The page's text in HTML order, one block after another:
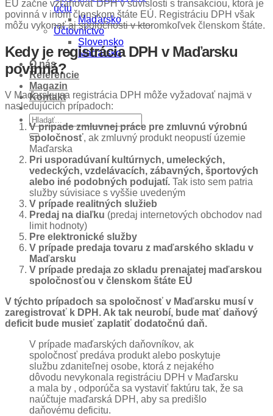
účtu
Maďarsko
Účtovníctvo
Slovensko
Maďarsko
O nás
Referencie
Magazin
Kontakt
EÚ začne vzťahovať DPH v súvislosti s transakciou, ktorá je
povinná v inom členskom štáte EÚ. Registráciu DPH však
môžu vykonať aj spoločnosti v ktoromkoľvek členskom štáte.
Kedy je registrácia DPH v Maďarsku
povinná?
V Maďarsku sa registrácia DPH môže vyžadovať najmä v
nasledujúcich prípadoch:
V prípade zmluvnej práce pre zmluvnú výrobnú
spoločnosť, ak zmluvný produkt neopustí územie
Maďarska
Pri usporadúvaní kultúrnych, umeleckých,
vedeckých, vzdelávacích, zábavných, športových
alebo iné podobných podujatí. Tak isto sem patria
služby súvisiace s vyššie uvedeným
V prípade realitných služieb
Predaj na diaľku (predaj internetových obchodov nad
limit hodnoty)
Pre elektronické služby
V prípade predaja tovaru z maďarského skladu v
Maďarsku
V prípade predaja zo skladu prenajatej maďarskou
spoločnosťou v členskom štáte EÚ
V týchto prípadoch sa spoločnosť v Maďarsku musí v
zaregistrovať k DPH. Ak tak neurobí, bude mať daňový
deficit bude musieť zaplatiť dodatočnú daň.
V prípade maďarských daňovníkov, ak
spoločnosť predáva produkt alebo poskytuje
službu zdaniteľnej osobe, ktorá z nejakého
dôvodu nevykonala registráciu DPH v Maďarsku
a mala by , odporúča sa vystaviť faktúru tak, že sa
naúčtuje maďarská DPH, aby sa predišlo
daňovému deficitu.